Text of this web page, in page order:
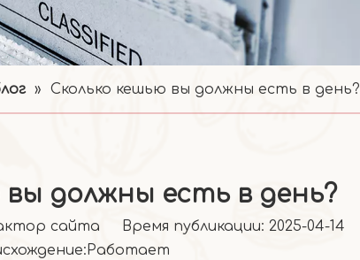
» Сколько кешью вы должны есть в день?
должны есть в день?
сайта Время публикации: 2025-04-14
Работает